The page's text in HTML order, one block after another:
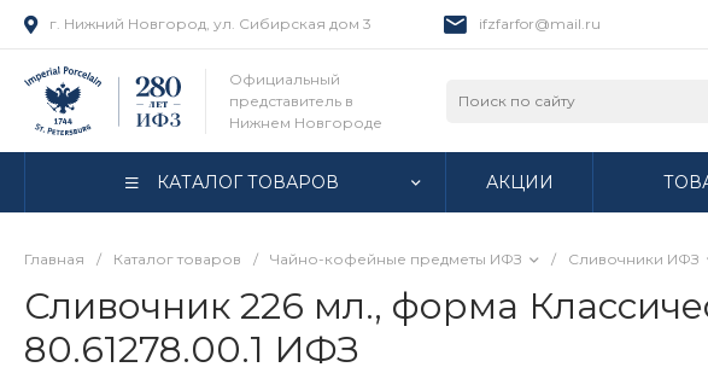
г. Нижний Новгород, ул. Сибирская дом 3 ifzfarfor@mail.ru
Официальный
представитель в
Нижнем Новгороде
КАТАЛОГ ТОВАРОВ АКЦИИ
Главная / Каталог товаров / Чайно-кофейные предметы ИФЗ / Сливочники ИФЗ
Сливочник 226 мл., форма
80.61278.00.1 ИФЗ